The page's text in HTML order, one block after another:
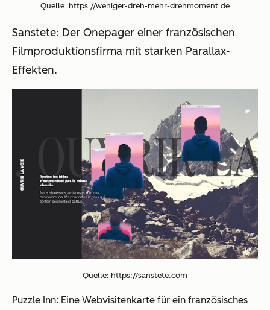
Quelle: https://weniger-dreh-mehr-drehmoment.de
Sanstete: Der Onepager einer französischen
Filmproduktionsfirma mit starken Parallax-
Effekten.
Quelle: https://sanstete.com
Puzzle Inn: Eine Webvisitenkarte für ein französisches